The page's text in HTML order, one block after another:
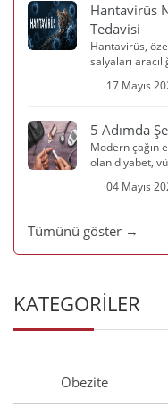
Hantavirüs
Tedavisi
Hantavirüs,
salyaları
17 Mayıs
5 Adımda
Modern çağın
olan diyabet,
04 Mayıs
Tümünü göster →
KATEGORİLER
Obezite